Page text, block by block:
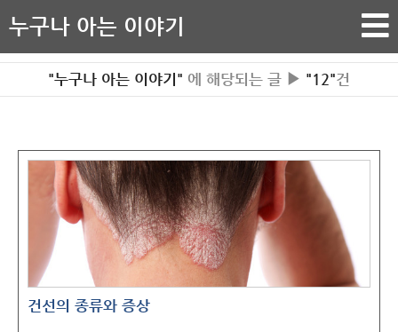
누구나 아는 이야기
"누구나 아는 이야기" 에 해당되는 글 ▶ "12"건
건선의 종류와 증상